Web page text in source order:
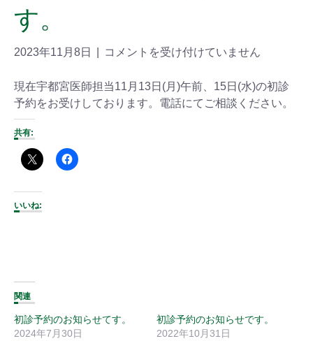
す。
2023年11月8日 コメントを受け付けていません
現在宇都宮医師担当11月13日(月)午前、15日(水)の初診
予約をお受けしております。電話にてご相談ください。
共有:
いいね:
関連
初診予約のお知らせてす。
2024年7月30日
初診予約のお知らせです。
2022年10月31日